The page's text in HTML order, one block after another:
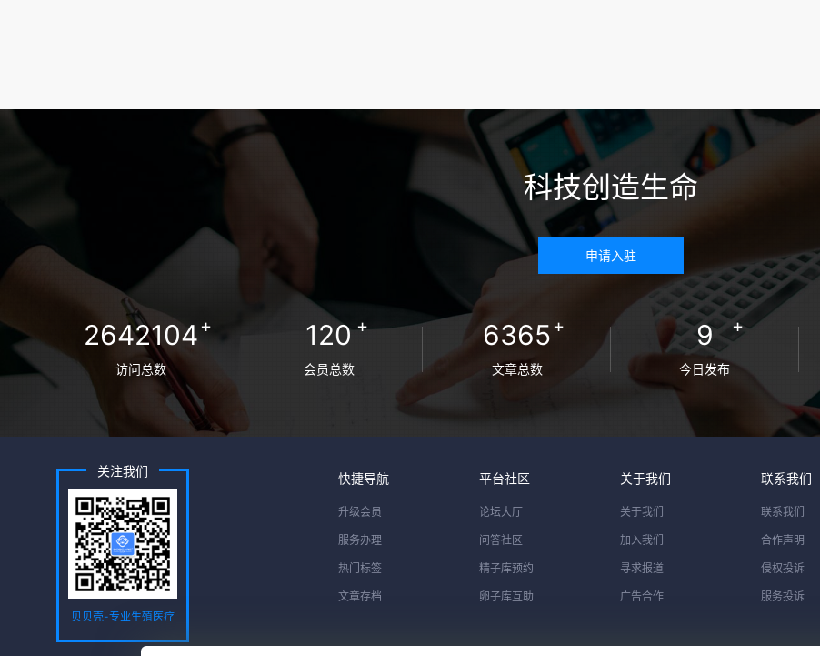
科技创造生命
申请入驻
2642104+
访问总数
120+
会员总数
6365+
文章总数
9 +
今日发布
关注我们
贝贝壳-专业生殖医疗
服务
快捷导航
升级会员
服务办理
热门标签
文章存档
平台社区
论坛大厅
问答社区
精子库预约
卵子库互助
关于我们
关于我们
加入我们
寻求报道
广告合作
联系我们
联系我们
合作声明
侵权投诉
服务投诉